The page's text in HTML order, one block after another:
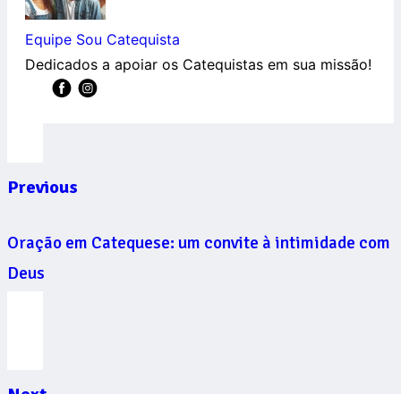
Equipe Sou Catequista
Dedicados a apoiar os Catequistas em sua missão!
Previous
Oração em Catequese: um convite à intimidade com
Deus